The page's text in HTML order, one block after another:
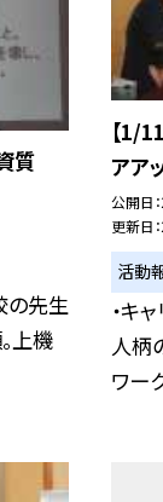
質
の先生
上機
【1/
アア
公開日
更新日
活動
・キ
人柄
ワー